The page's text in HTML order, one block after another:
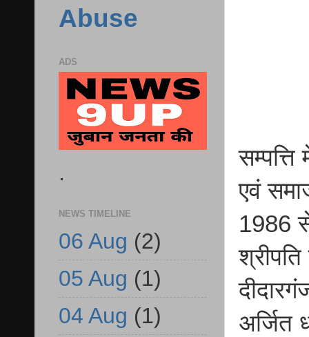
एवं
1986
अर्जित
Abuse
ADS
.
NEWS TIMELINE
06 Aug (2)
05 Aug (1)
04 Aug (1)